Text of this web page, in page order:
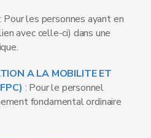
Pour les personnes ayant en
avec celle-ci) dans une
A LA MOBILITE ET
: Pour le personnel
fondamental ordinaire